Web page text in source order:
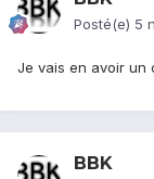
Posté(e) 5
Je vais en avoir un
BBK